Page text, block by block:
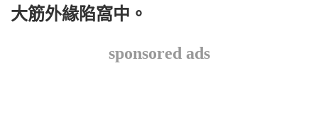
大筋外緣陷窩中。
sponsored ads